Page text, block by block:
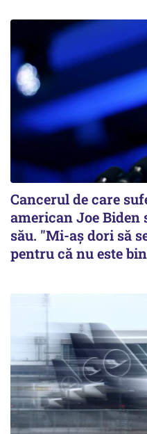
Cancerul de care
american Joe
său. "Mi-aș dori să
pentru că nu este